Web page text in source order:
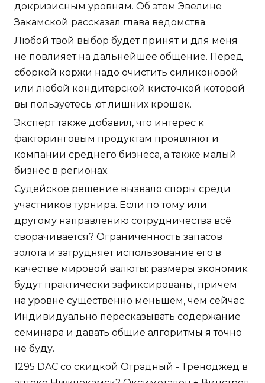
докризисным уровням. Об этом Эвелине
Закамской рассказал глава ведомства.
Любой твой выбор будет принят и для меня
не повлияет на дальнейшее общение. Перед
сборкой коржи надо очистить силиконовой
или любой кондитерской кисточкой которой
вы пользуетесь ,от лишних крошек.
Эксперт также добавил, что интерес к
факторинговым продуктам проявляют и
компании среднего бизнеса, а также малый
бизнес в регионах.
Судейское решение вызвало споры среди
участников турнира. Если по тому или
другому направлению сотрудничества всё
сворачивается? Ограниченность запасов
золота и затрудняет использование его в
качестве мировой валюты: размеры экономик
будут практически зафиксированы, причём
на уровне существенно меньшем, чем сейчас.
Индивидуально пересказывать содержание
семинара и давать общие алгоритмы я точно
не буду.
1295 DAC со скидкой Отрадный - Треноджед в